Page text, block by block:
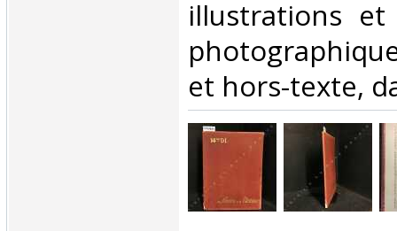
illustrations et
et hors-texte,